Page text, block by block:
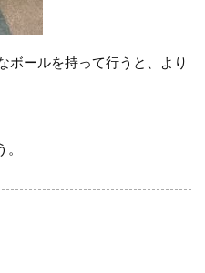
ールを持って行うと、より